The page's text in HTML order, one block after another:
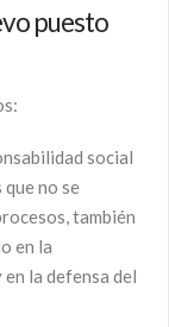
puesto
social
no se
también
en la
la defensa del